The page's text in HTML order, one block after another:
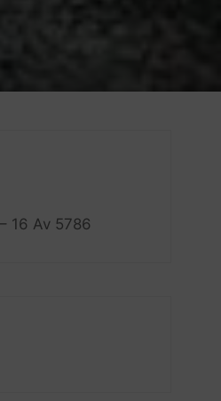
16 Av 5786